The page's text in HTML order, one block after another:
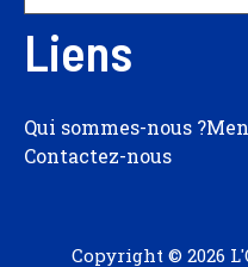
Liens
Qui sommes-nous ?
Contactez-nous
Copyright © 2026